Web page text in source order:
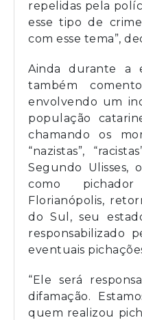
repelidas pela
esse tipo de
com esse tema”,
Ainda durante a
também
envolvendo um
população
chamando os
“nazistas”,
Segundo Ulisses,
como
Florianópolis,
do Sul, seu
responsabilizado
eventuais
“Ele será
difamação.
quem realizou